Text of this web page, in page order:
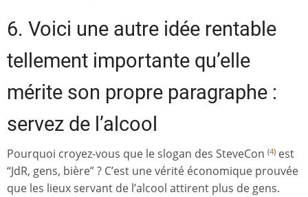
6. Voici une autre idée rentable
tellement importante qu’elle
mérite son propre paragraphe :
servez de l’alcool
Pourquoi croyez-vous que le slogan des SteveCon (4) est
“JdR, gens, bière” ? C’est une vérité économique prouvée
que les lieux servant de l’alcool attirent plus de gens.